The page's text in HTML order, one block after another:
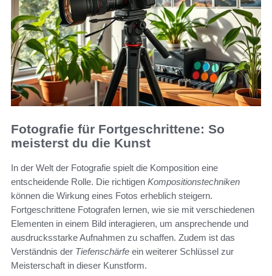
Fotografie für Fortgeschrittene: So
meisterst du die Kunst
In der Welt der Fotografie spielt die Komposition eine
entscheidende Rolle. Die richtigen Kompositionstechniken
können die Wirkung eines Fotos erheblich steigern.
Fortgeschrittene Fotografen lernen, wie sie mit verschiedenen
Elementen in einem Bild interagieren, um ansprechende und
ausdrucksstarke Aufnahmen zu schaffen. Zudem ist das
Verständnis der Tiefenschärfe ein weiterer Schlüssel zur
Meisterschaft in dieser Kunstform.